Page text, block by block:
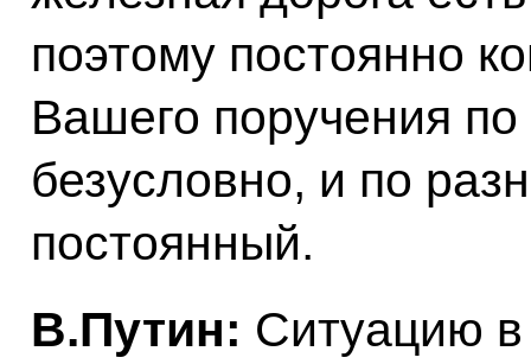
поэтому постоянно
Вашего поручения
безусловно, и по
постоянный.
В.Путин: Ситуацию